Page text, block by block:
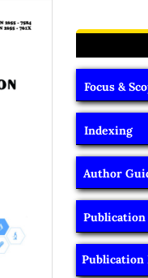
Focus &
Indexing
Author
Publication